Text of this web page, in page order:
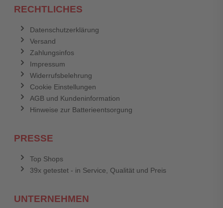
RECHTLICHES
Datenschutzerklärung
Versand
Zahlungsinfos
Impressum
Widerrufsbelehrung
Cookie Einstellungen
AGB und Kundeninformation
Hinweise zur Batterieentsorgung
PRESSE
Top Shops
39x getestet - in Service, Qualität und Preis
UNTERNEHMEN